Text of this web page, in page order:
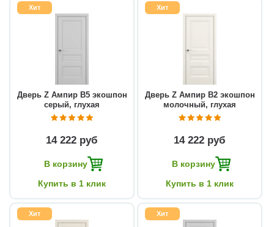
Хит
Дверь Z Ампир В5 экошпон
серый, глухая
14 222 руб
В корзину
Купить в 1 клик
Хит
Дверь Z Ампир В2 экошпон
молочный, глухая
14 222 руб
В корзину
Купить в 1 клик
Хит Хит